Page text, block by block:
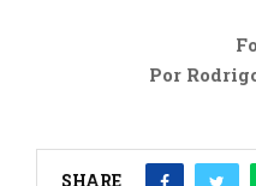
Por
SHARE